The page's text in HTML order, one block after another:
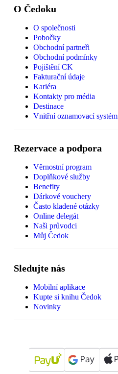
O Čedoku
O společnosti
Pobočky
Obchodní partneři
Obchodní podmínky
Pojištění CK
Fakturační údaje
Kariéra
Kontakty pro média
Destinace
Vnitřní oznamovací systém
Rezervace a podpora
Věrnostní program
Doplňkové služby
Benefity
Dárkové vouchery
Často kladené otázky
Online delegát
Naši průvodci
Můj Čedok
Sledujte nás
Mobilní aplikace
Kupte si knihu Čedok
Novinky